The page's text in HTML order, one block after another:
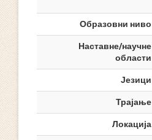
Образовни ниво
Наставне/научне
области
Језици
Трајање
Локација